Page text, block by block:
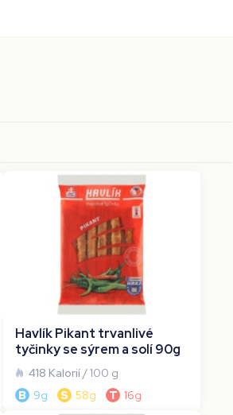
Havlík Pikant trvanlivé
tyčinky se sýrem a solí 90g
418 Kalorií/ 100 g
B
9g S 58g T 16g